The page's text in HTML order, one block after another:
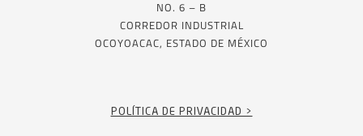
NO. 6 – B
CORREDOR INDUSTRIAL
OCOYOACAC, ESTADO DE MÉXICO
POLÍTICA DE PRIVACIDAD >